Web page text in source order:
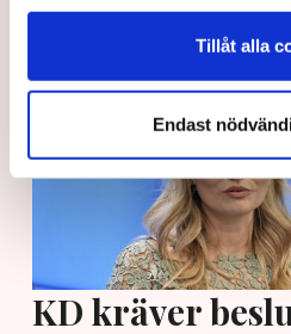
Tillåt alla
Endast
KD kräver